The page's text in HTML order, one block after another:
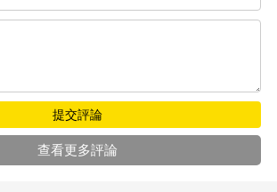
提交評論
查看更多評論